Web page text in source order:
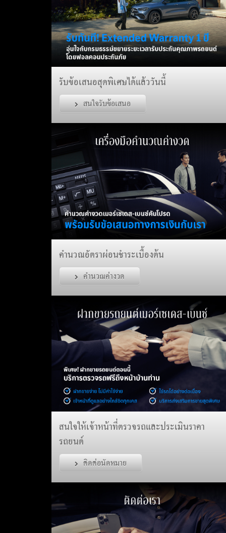
รับข้อเสนอสุดพิเศษได้แล้ววันนี้
สนใจรับข้อเสนอ
คำนวณอัตราผ่อนชำระเบื้องต้น
คำนวณค่างวด
สนใจให้เจ้าหน้าที่ตรวจรถและประเมินราคา
รถยนต์
ติดต่อนัดหมาย